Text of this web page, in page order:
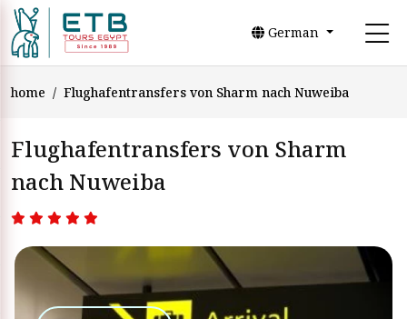
German
home Flughafentransfers von Sharm nach Nuweiba
Flughafentransfers von Sharm
nach Nuweiba